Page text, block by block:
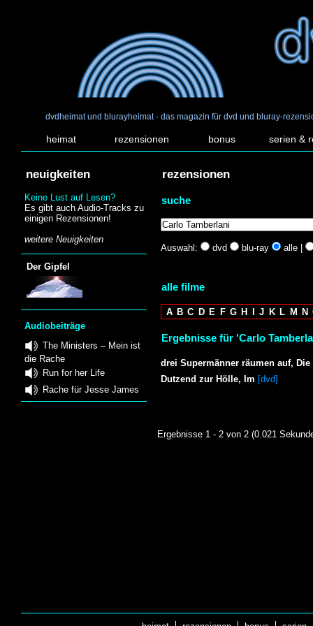
dvdheimat und blurayheimat - das magazin für dvd und bluray-
heimat rezensionen bonus serien &
neuigkeiten
Keine Lust auf Lesen?
Es gibt auch Audio-Tracks zu
einigen Rezensionen!
weitere Neuigkeiten
Der Gipfel
Audiobeiträge
The Ministers – Mein ist
die Rache
Run for her Life
Rache für Jesse James
rezensionen
suche
Auswahl: dvd blu-ray alle |
alle filme
A B C D E F G H I J K L M N
Ergebnisse für 'Carlo
drei Supermänner räumen auf, Die
Dutzend zur Hölle, Im [dvd]
Ergebnisse 1 - 2 von 2 (0.021